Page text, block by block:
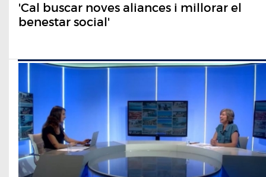
'Cal buscar noves aliances i millorar el
benestar social'